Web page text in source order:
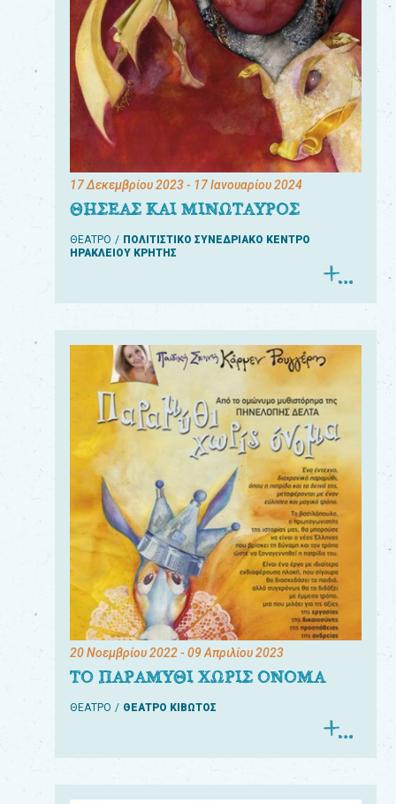
17 Δεκεμβρίου 2023- 17 Ιανουαρίου 2024
ΘΗΣΕΑΣ ΚΑΙ ΜΙΝΩΤΑΥΡΟΣ
ΘΕΑΤΡΟ
ΠΟΛΙΤΙΣΤΙΚΟ ΣΥΝΕΔΡΙΑΚΟ ΚΕΝΤΡΟ
ΗΡΑΚΛΕΙΟΥ ΚΡΗΤΗΣ
20 Νοεμβρίου 2022- 09 Απριλίου 2023
ΤΟ ΠΑΡΑΜΥΘΙ ΧΩΡΙΣ ΟΝΟΜΑ
ΘΕΑΤΡΟ ΘΕΑΤΡΟ ΚΙΒΩΤΟΣ